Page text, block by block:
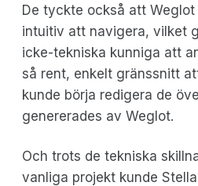
De tyckte också att
intuitiv att navigera, vilket
icke-tekniska kunniga att
så rent, enkelt gränssnitt
kunde börja redigera de
genererades av Weglot.
Och trots de tekniska
vanliga projekt kunde